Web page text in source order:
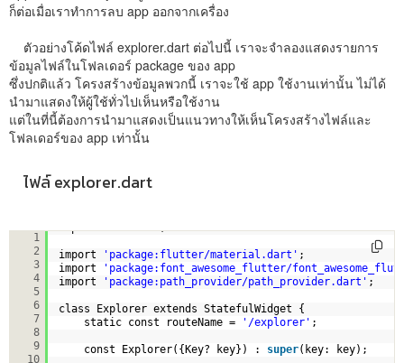
ก็ต่อเมื่อเราทำการลบ app ออกจากเครื่อง
ตัวอย่างโค้ดไฟล์ explorer.dart ต่อไปนี้ เราจะจำลองแสดงรายการ
ข้อมูลไฟล์ในโฟลเดอร์ package ของ app
ซึ่งปกติแล้ว โครงสร้างข้อมูลพวกนี้ เราจะใช้ app ใช้งานเท่านั้น ไม่ได้
นำมาแสดงให้ผู้ใช้ทั่วไปเห็นหรือใช้งาน
แต่ในที่นี้ต้องการนำมาแสดงเป็นแนวทางให้เห็นโครงสร้างไฟล์และ
โฟลเดอร์ของ app เท่านั้น
ไฟล์ explorer.dart
1
2
3
4
5
6
7
8
9
10
import 'package:flutter/material.dart' ;
import
'package:font_awesome_flutter/
import
'package:path_provider/path_provider.dart' ;
class Explorer extends StatefulWidget {
static const routeName =
'/explorer' ;
const Explorer({Key? key}) : super(key: key);